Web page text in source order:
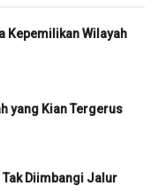
Kepemilikan Wilayah
yang Kian Tergerus
Diimbangi Jalur